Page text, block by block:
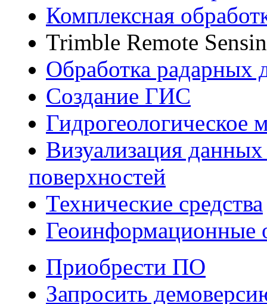
Комплексная
Trimble Remote
Обработка радарных
Создание ГИС
Гидрогеологическое
Визуализация
поверхностей
Технические средства
Геоинформационные
Приобрести ПО
Запросить